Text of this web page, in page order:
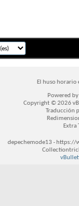
El huso horario
Powered by
Copyright © 2026
Traducción
Extra
depechemode13 -